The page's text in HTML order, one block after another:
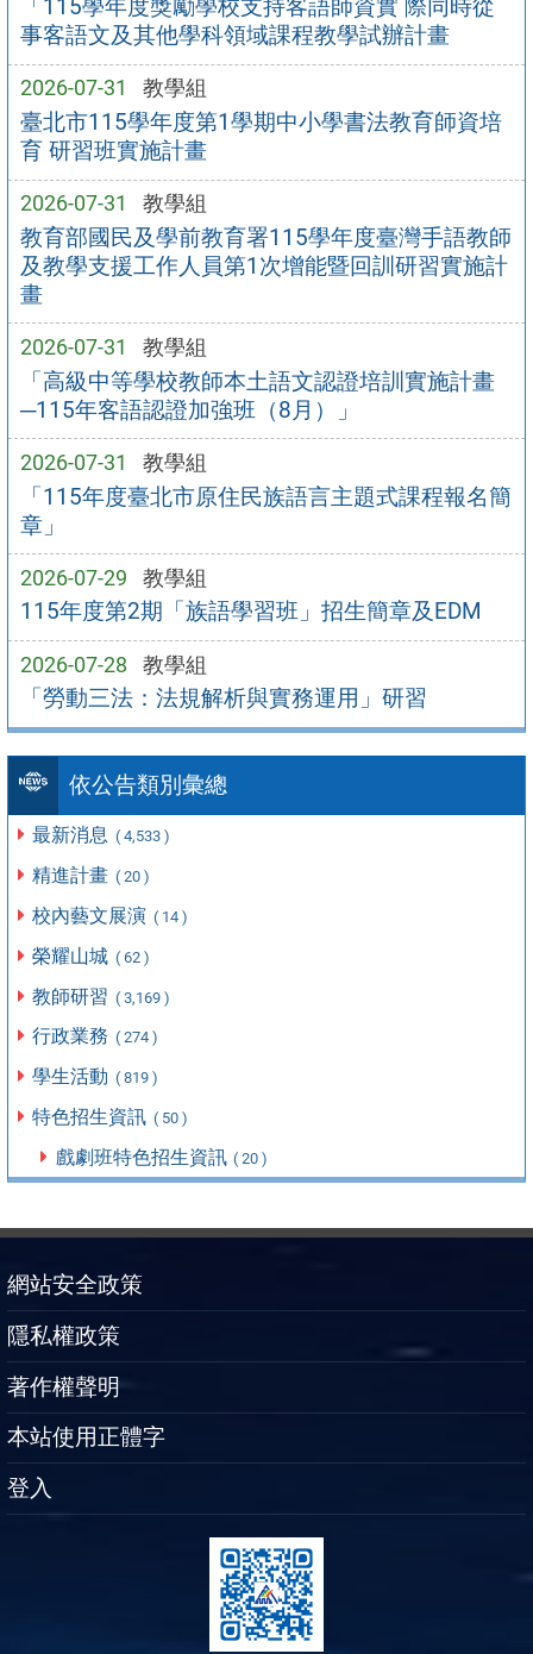
「115學年度獎勵學校支持客語師資實 際同時從
事客語文及其他學科領域課程教學試辦計畫
2026-07-31 教學組
臺北市115學年度第1學期中小學書法教育師資培
育 研習班實施計畫
2026-07-31 教學組
教育部國民及學前教育署115學年度臺灣手語教師
及教學支援工作人員第1次增能暨回訓研習實施計
畫
2026-07-31 教學組
「高級中等學校教師本土語文認證培訓實施計畫
─115年客語認證加強班（8月）」
2026-07-31 教學組
「115年度臺北市原住民族語言主題式課程報名簡
章」
2026-07-29 教學組
115年度第2期「族語學習班」招生簡章及EDM
2026-07-28 教學組
「勞動三法：法規解析與實務運用」研習
依公告類別彙總
最新消息 ( 4,533 )
精進計畫 ( 20 )
校內藝文展演 ( 14 )
榮耀山城 ( 62 )
教師研習 ( 3,169 )
行政業務 ( 274 )
學生活動 ( 819 )
特色招生資訊 ( 50 )
戲劇班特色招生資訊 ( 20 )
網站安全政策
隱私權政策
著作權聲明
本站使用正體字
登入